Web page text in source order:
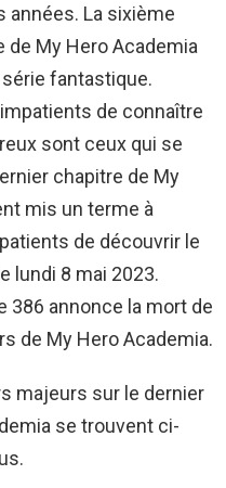
années. La sixième
de My Hero Academia
fantastique.
de connaître
sont ceux qui se
chapitre de My
mis un terme à
de découvrir le
lundi 8 mai 2023.
386 annonce la mort de
de My Hero Academia.
majeurs sur le dernier
se trouvent ci-